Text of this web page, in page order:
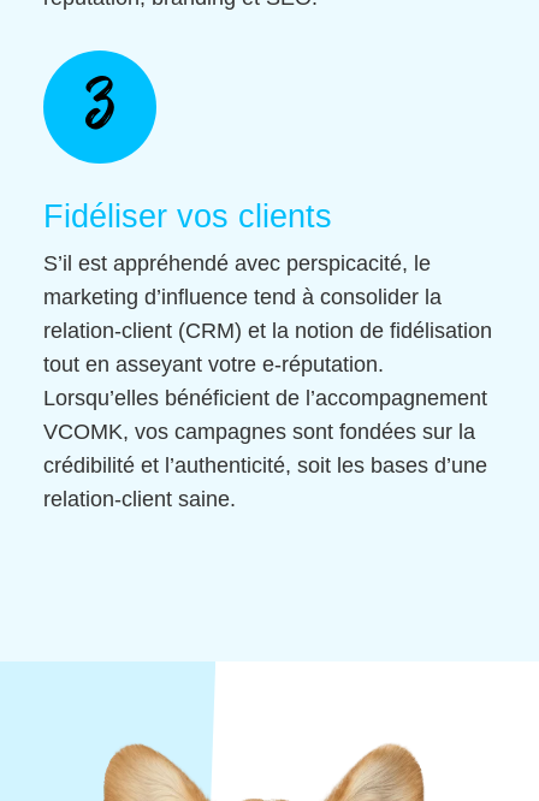
3
Fidéliser vos clients
S’il est appréhendé avec perspicacité, le
marketing d’influence tend à consolider la
relation-client (CRM) et la notion de fidélisation
tout en asseyant votre e-réputation.
Lorsqu’elles bénéficient de l’accompagnement
VCOMK, vos campagnes sont fondées sur la
crédibilité et l’authenticité, soit les bases d’une
relation-client saine.